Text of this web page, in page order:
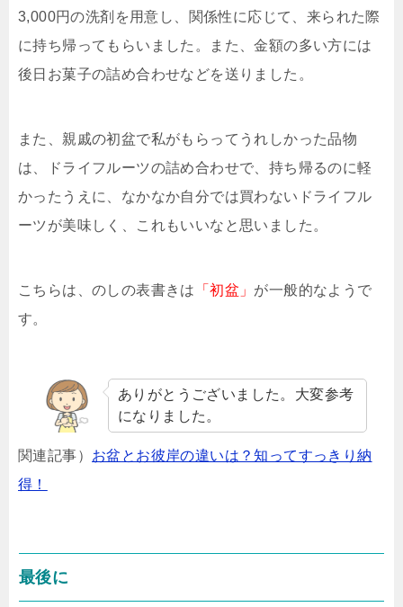
3,000円の洗剤を用意し、関係性に応じて、来られた際
に持ち帰ってもらいました。また、金額の多い方には
後日お菓子の詰め合わせなどを送りました。
また、親戚の初盆で私がもらってうれしかった品物
は、ドライフルーツの詰め合わせで、持ち帰るのに軽
かったうえに、なかなか自分では買わないドライフル
ーツが美味しく、これもいいなと思いました。
こちらは、のしの表書きは 「初盆」 が一般的なようで
す。
ありがとうございました。大変参考
になりました。
関連記事） お盆とお彼岸の違いは？知ってすっきり納
得！
最後に